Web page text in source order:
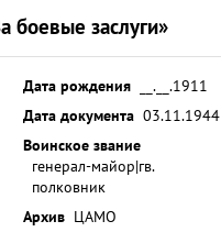
боевые заслуги»
Дата рождения
__.__.1911
Дата документа 03.11.1944
Воинское звание
генерал-майор|гв.
полковник
Архив ЦАМО